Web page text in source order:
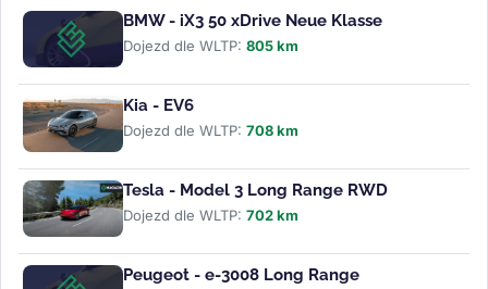
BMW - iX3 50 xDrive Neue Klasse
Dojezd dle WLTP: 805 km
Kia - EV6
Dojezd dle WLTP: 708 km
Tesla - Model 3 Long Range RWD
Dojezd dle WLTP: 702 km
Peugeot - e-3008 Long Range